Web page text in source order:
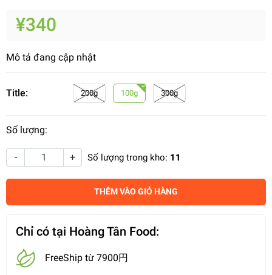
¥340
Mô tả đang cập nhật
Title: 200g 100g 300g
Số lượng:
- + Số lượng trong kho: 11
THÊM VÀO GIỎ HÀNG
Chỉ có tại Hoàng Tân Food:
FreeShip từ 7900円